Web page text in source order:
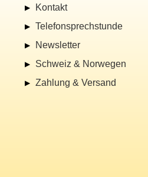
Kontakt
Telefonsprechstunde
Newsletter
Schweiz & Norwegen
Zahlung & Versand